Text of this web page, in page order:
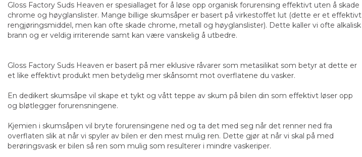
Carpro LIFT
Høyeffektiv skumavfettting
Chemical Guys Swift Wipe
Waterless Wash
Vannløs vask, glans og
Snowball
Ultra skummende bilsjampo,
Gloss Factory Suds Heaven er spesiallaget for å løse opp organisk forurensing effektivt uten å skade
chrome og høyglanslister. Mange billige skumsåper er basert på virkestoffet lut (dette er et effektivt
rengjøringsmiddel, men kan ofte skade chrome, metall og høyglanslister). Dette kaller vi ofte alkalisk
brann og er veldig irriterende samt kan være vanskelig å utbedre.
Gloss Factory Suds Heaven er basert på mer eklusive råvarer som metasilikat som betyr at dette er
et like effektivt produkt men betydelig mer skånsomt mot overflatene du vasker.
En dedikert skumsåpe vil skape et tykt og vått teppe av skum på bilen din som effektivt løser opp
og bløtlegger forurensningene.
Kjemien i skumsåpen vil bryte forurensingene ned og ta det med seg når det renner ned fra
overflaten slik at når vi spyler av bilen er den mest mulig ren. Dette gjør at når vi skal på med
berøringsvask er bilen så ren som mulig som resulterer i mindre vaskeriper.